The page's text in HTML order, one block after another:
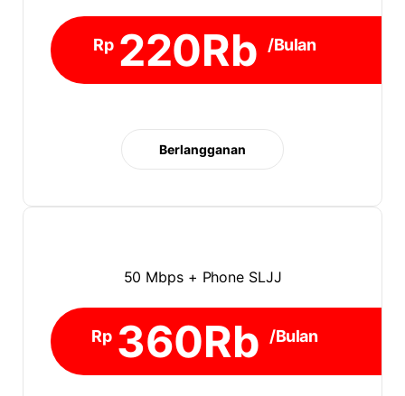
Rp 220Rb /Bulan
Berlangganan
50 Mbps + Phone SLJJ
Rp 360Rb /Bulan